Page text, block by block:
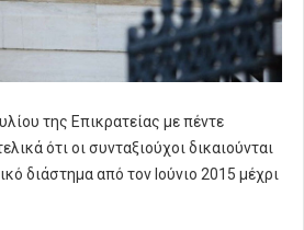
της Επικρατείας με πέντε
ότι οι συνταξιούχοι δικαιούνται
διάστημα από τον Ιούνιο 2015 μέχρι